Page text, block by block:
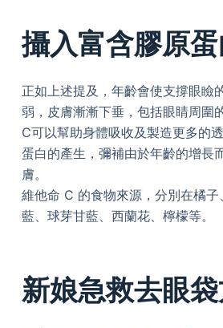
攝入富含膠原
正如上述提及，年齡會使支撐眼瞼
弱，皮膚漸漸下垂，包括眼睛周圍
C可以幫助身體吸收及製造更多的
蛋白的產生，彌補由於年齡的增長
膚。
維他命 C 的食物來源，分別在橘
藍、球芽甘藍、西蘭花、檸檬等。
新娘急救去眼袋